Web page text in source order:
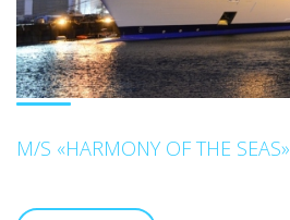
M/S «HARMONY OF THE SEAS»